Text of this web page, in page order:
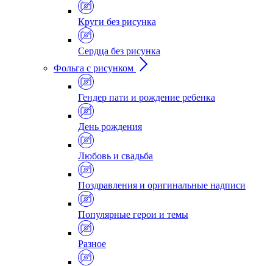
Круги без рисунка
Сердца без рисунка
Фольга с рисунком
Гендер пати и рождение ребенка
День рождения
Любовь и свадьба
Поздравления и оригинальные надписи
Популярные герои и темы
Разное